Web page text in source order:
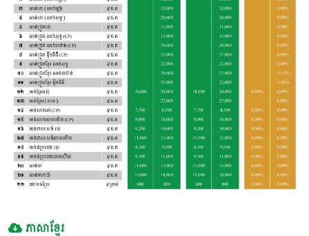
ភាសាខ្មែរ